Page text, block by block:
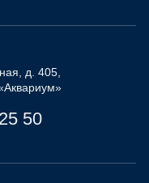
д. 405,
50